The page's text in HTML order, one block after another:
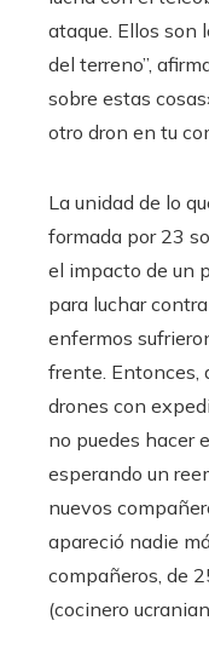
ataque. Ellos son
del terreno”,
sobre estas
otro dron en tu
La unidad de lo
formada por 23
el impacto de un
para luchar
enfermos
frente. Entonces,
drones con
no puedes hacer
esperando un
nuevos
apareció nadie
compañeros, de
(cocinero